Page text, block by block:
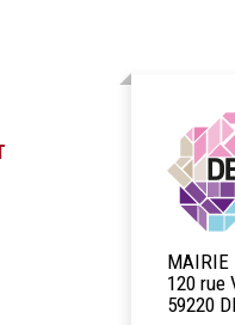
MAIRIE
120 rue
59220